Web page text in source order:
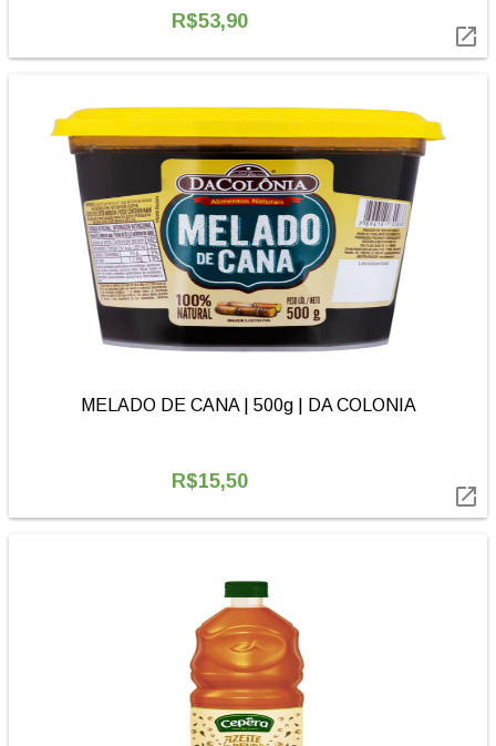
R$53,90

MELADO DE CANA | 500g | DA COLONIA
R$15,50
